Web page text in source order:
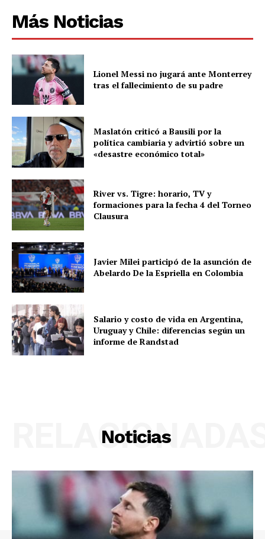
Más Noticias
Lionel Messi no jugará ante Monterrey
tras el fallecimiento de su padre
Maslatón criticó a Bausili por la
política cambiaria y advirtió sobre un
«desastre económico total»
River vs. Tigre: horario, TV y
formaciones para la fecha 4 del Torneo
Clausura
Javier Milei participó de la asunción de
Abelardo De la Espriella en Colombia
Salario y costo de vida en Argentina,
Uruguay y Chile: diferencias según un
informe de Randstad
Noticias